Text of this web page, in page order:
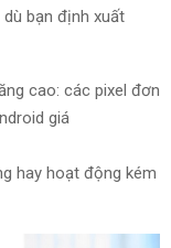
dù bạn định xuất
cao: các pixel đơn
giá
hay hoạt động kém